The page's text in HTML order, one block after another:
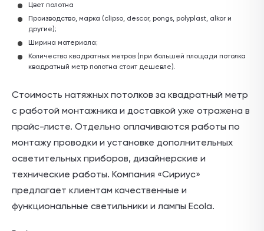
Цвет полотна
Производство, марка (clipso, descor, pongs, polyplast, alkor и
другие);
Ширина материала;
Количество квадратных метров (при большей площади потолка
квадратный метр полотна стоит дешевле).
Стоимость натяжных потолков за квадратный метр
с работой монтажника и доставкой уже отражена в
прайс-листе. Отдельно оплачиваются работы по
монтажу проводки и установке дополнительных
осветительных приборов, дизайнерские и
технические работы. Компания «Сириус»
предлагает клиентам качественные и
функциональные светильники и лампы Ecola.